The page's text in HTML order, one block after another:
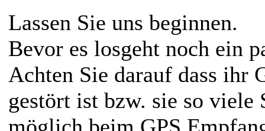
Lassen Sie uns beginnen.
Bevor es losgeht noch ein
Achten Sie darauf dass ihr
gestört ist bzw. sie so viele